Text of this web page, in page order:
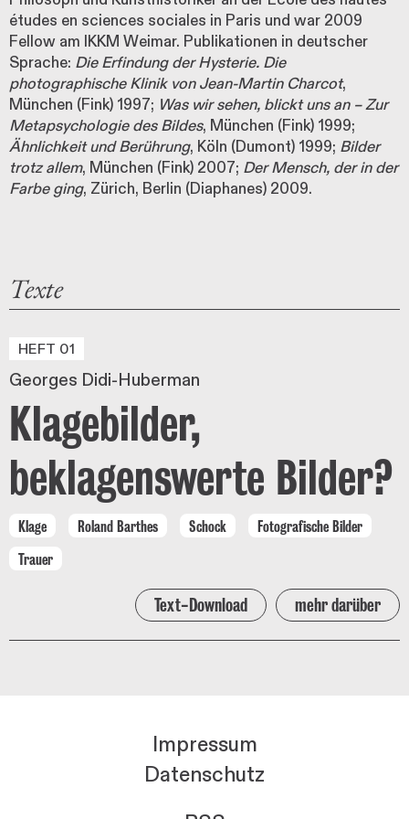
études en sciences sociales in Paris und war 2009
Fellow am IKKM Weimar. Publikationen in deutscher
Sprache: Die Erfindung der Hysterie. Die
photographische Klinik von Jean-Martin Charcot,
München (Fink) 1997; Was wir sehen, blickt uns an – Zur
Metapsychologie des Bildes, München (Fink) 1999;
Ähnlichkeit und Berührung, Köln (Dumont) 1999; Bilder
trotz allem, München (Fink) 2007; Der Mensch, der in der
Farbe ging, Zürich, Berlin (Diaphanes) 2009.
Texte
HEFT 01
Georges Didi-Huberman
Klagebilder,
beklagenswerte Bilder?
Klage Roland Barthes Schock
Fotografische Bilder
Trauer
Text-Download mehr darüber
Impressum
Datenschutz